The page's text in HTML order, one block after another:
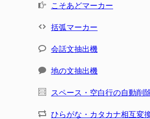
こそあどマーカー
括弧マーカー
会話文抽出機
地の文抽出機
スペース・空白行の自動削
ひらがな・カタカナ相互変